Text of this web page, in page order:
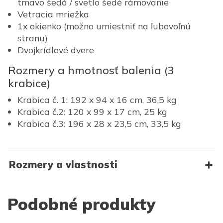
Vetracia mriežka
1x okienko (možno umiestniť na ľubovoľnú
stranu)
Dvojkrídlové dvere
Rozmery a hmotnosť balenia (3
krabice)
Krabica č. 1: 192 x 94 x 16 cm, 36,5 kg
Krabica č.2: 120 x 99 x 17 cm, 25 kg
Krabica č.3: 196 x 28 x 23,5 cm, 33,5 kg
Rozmery a vlastnosti
Podobné produkty